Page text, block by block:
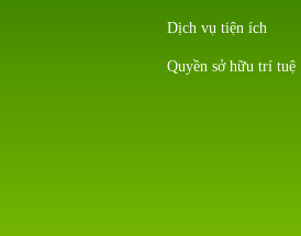
Dịch vụ tiện ích
Quyền sở hữu trí tuệ